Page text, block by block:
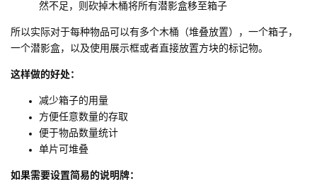
然不足，则砍掉木桶将所有潜影盒移至箱子
所以实际对于每种物品可以有多个木桶（堆叠放置），一个箱子，
一个潜影盒，以及使用展示框或者直接放置方块的标记物。
这样做的好处：
减少箱子的用量
方便任意数量的存取
便于物品数量统计
单片可堆叠
如果需要设置简易的说明牌：